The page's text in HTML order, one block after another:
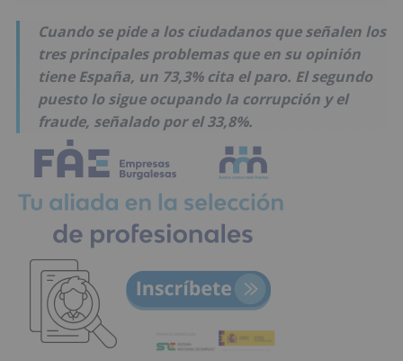
Cuando se pide a los ciudadanos que señalen los
tres principales problemas que en su opinión
tiene España, un 73,3% cita el paro. El segundo
puesto lo sigue ocupando la corrupción y el
fraude, señalado por el 33,8%.